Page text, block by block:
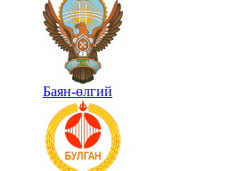
Баян-өлгий